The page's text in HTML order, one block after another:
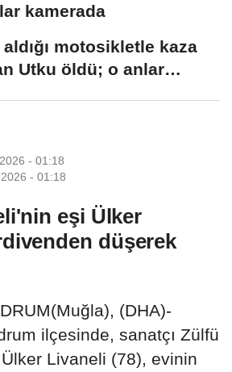
kamerada
aldığı motosikletle kaza
Utku öldü; o anlar
- 01:18
- 01:18
eşi Ülker
düşerek
(DHA)-
ilçesinde, sanatçı Zülfü
Livaneli (78), evinin